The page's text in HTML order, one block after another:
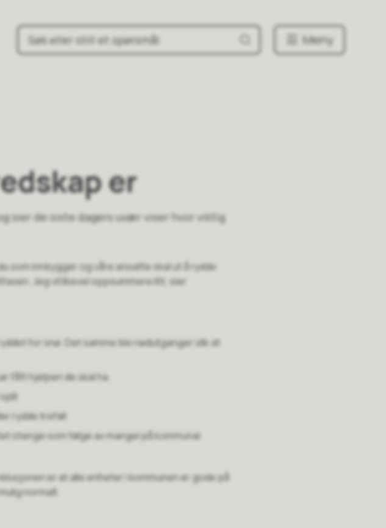
Meny
er
sier de siste dagers uvær viser hvor viktig
som innbygger og våre ansatte skal ut å rydde
Jeg vil likevel oppsummere litt, sier
for snø. Det samme ble nødutganger slik at
fått hjelpen de skal ha.
rydde trefall.
stenge som følge av mangel på kommunal
er at alle enheter i kommunen er gode på
normalt.